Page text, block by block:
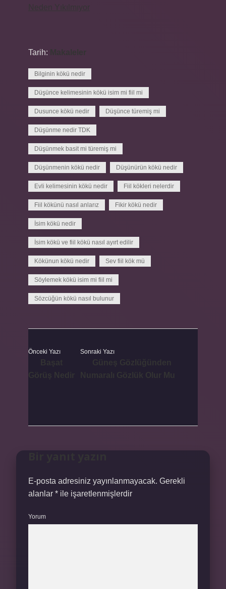
Tarih:
Bilginin kökü nedir
Düşünce kelimesinin kökü isim mi fiil mi
Dusunce kökü nedir Düşünce türemiş mi
Düşünme nedir TDK
Düşünmek basit mi türemiş mi
Düşünmenin kökü nedir Düşünürün kökü nedir
Evli kelimesinin kökü nedir Fiil kökleri nelerdir
Fiil kökünü nasıl anlarız Fikir kökü nedir
İsim kökü nedir
İsim kökü ve fiil kökü nasıl ayırt edilir
Kökünun kökü nedir Sev fiil kök mü
Söylemek kökü isim mi fiil mi
Sözcüğün kökü nasıl bulunur
Önceki Yazı Sonraki Yazı
E-posta adresiniz yayınlanmayacak. Gerekli
alanlar * ile işaretlenmişlerdir
Yorum